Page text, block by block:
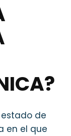
de
en el que